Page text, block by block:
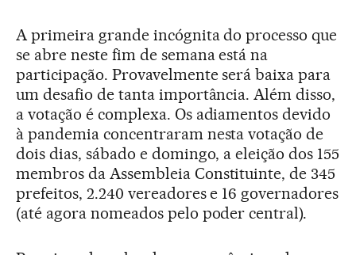
A primeira grande incógnita do processo que
se abre neste fim de semana está na
participação. Provavelmente será baixa para
um desafio de tanta importância. Além disso,
a votação é complexa. Os adiamentos devido
à pandemia concentraram nesta votação de
dois dias, sábado e domingo, a eleição dos 155
membros da Assembleia Constituinte, de 345
prefeitos, 2.240 vereadores e 16 governadores
(até agora nomeados pelo poder central).